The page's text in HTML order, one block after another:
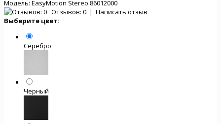
Модель: EasyMotion Stereo 86012000
Отзывов: 0 | Написать отзыв
Выберите цвет:
Серебро
Черный